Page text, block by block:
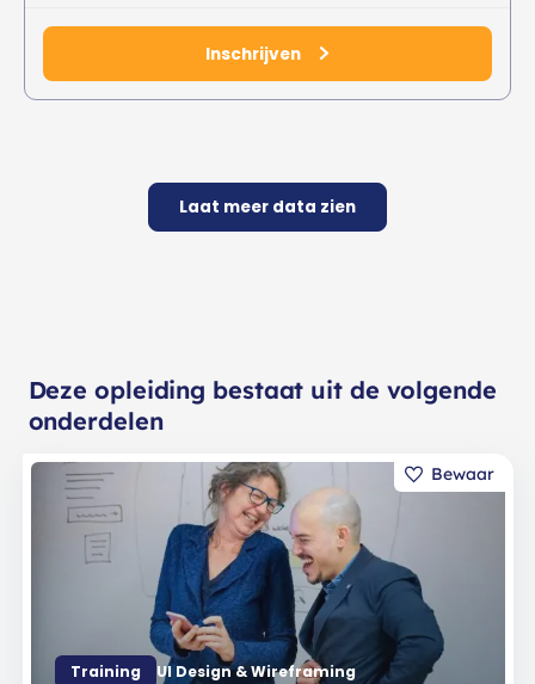
Inschrijven
Laat meer data zien
Deze opleiding bestaat uit de volgende
onderdelen
Training UI Design & Wireframing